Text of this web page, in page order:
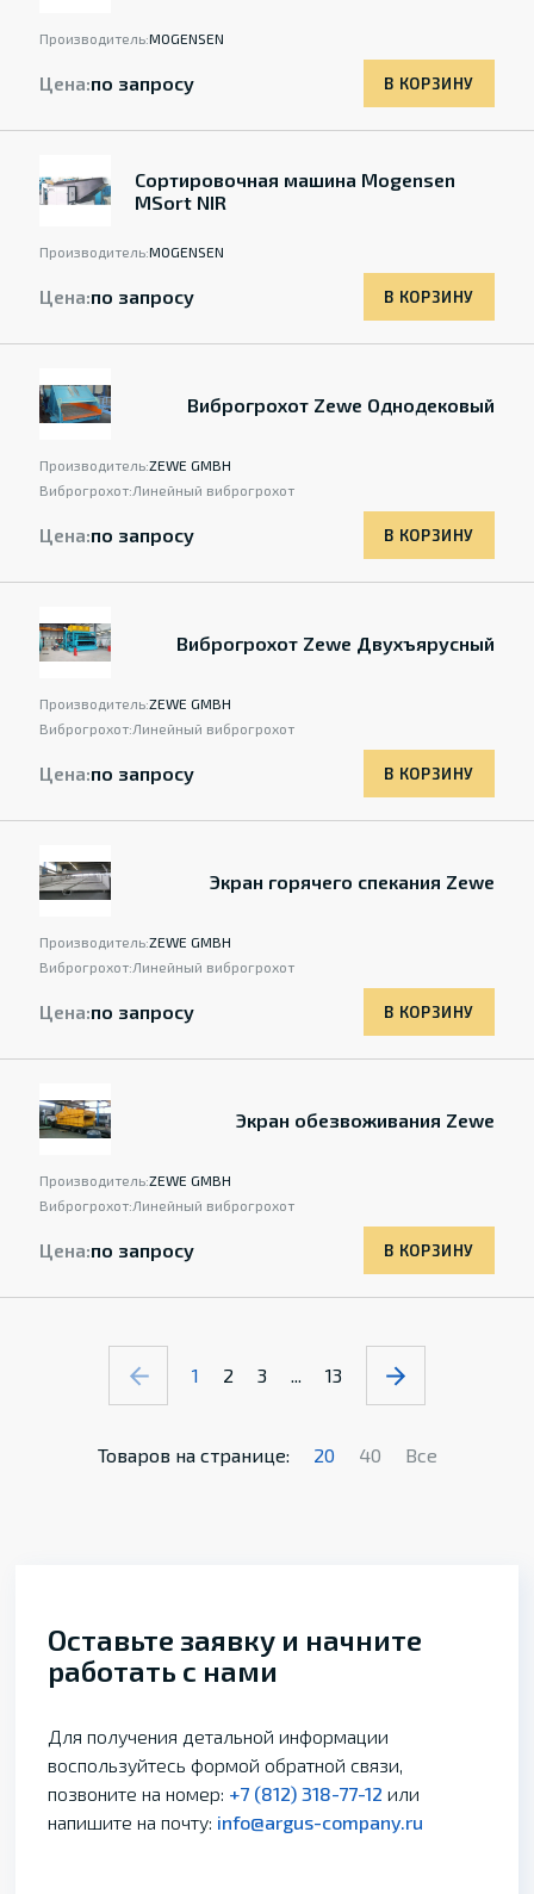
Производитель:MOGENSEN
Цена:по запросу В КОРЗИНУ
Сортировочная машина Mogensen
MSort NIR
Производитель:MOGENSEN
Цена:по запросу В КОРЗИНУ
Виброгрохот Zewe Однодековый
Производитель:ZEWE GMBH
Виброгрохот:Линейный виброгрохот
Цена:по запросу В КОРЗИНУ
Виброгрохот Zewe Двухъярусный
Производитель:ZEWE GMBH
Виброгрохот:Линейный виброгрохот
Цена:по запросу В КОРЗИНУ
Экран горячего спекания Zewe
Производитель:ZEWE GMBH
Виброгрохот:Линейный виброгрохот
Цена:по запросу В КОРЗИНУ
Экран обезвоживания Zewe
Производитель:ZEWE GMBH
Виброгрохот:Линейный виброгрохот
Цена:по запросу В КОРЗИНУ
1 2 3 ... 13
Товаров на странице: 20 40 Все
Оставьте заявку и начните
работать с нами
Для получения детальной информации
воспользуйтесь формой обратной связи,
позвоните на номер: +7 (812) 318-77-12 или
напишите на почту: info@argus-company.ru